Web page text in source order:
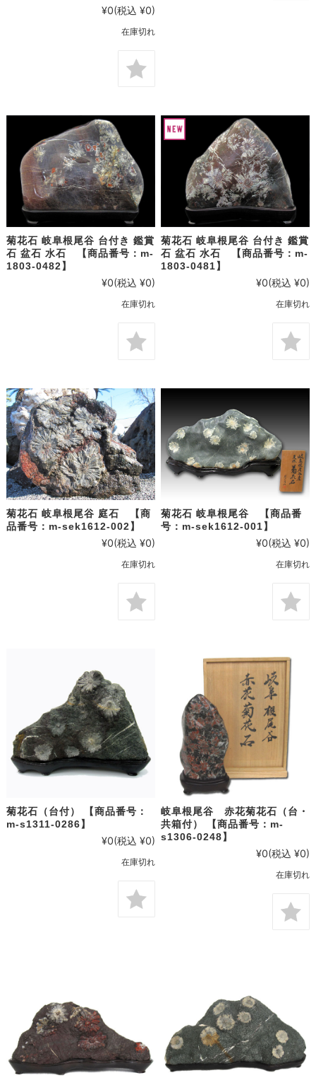
¥0(税込 ¥0)
在庫切れ
菊花石 岐阜根尾谷 台付き 鑑賞
石 盆石 水石 【商品番号：m-
1803-0482】
¥0(税込 ¥0)
在庫切れ
菊花石 岐阜根尾谷 台付き 鑑賞
石 盆石 水石 【商品番号：m-
1803-0481】
¥0(税込 ¥0)
在庫切れ
菊花石 岐阜根尾谷 庭石 【商
品番号：m-sek1612-002】
¥0(税込 ¥0)
在庫切れ
菊花石 岐阜根尾谷 【商品番
号：m-sek1612-001】
¥0(税込 ¥0)
在庫切れ
菊花石（台付） 【商品番号：
m-s1311-0286】
¥0(税込 ¥0)
在庫切れ
岐阜根尾谷 赤花菊花石（台・
共箱付） 【商品番号：m-
s1306-0248】
¥0(税込 ¥0)
在庫切れ